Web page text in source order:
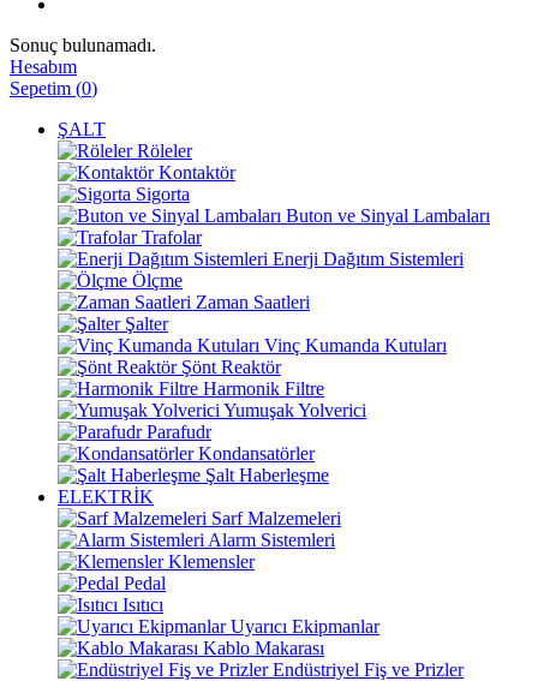
Sonuç bulunamadı.
Hesabım
Sepetim (0)
ŞALT
Röleler
Kontaktör
Sigorta
Buton ve Sinyal Lambaları
Trafolar
Enerji Dağıtım Sistemleri
Ölçme
Zaman Saatleri
Şalter
Vinç Kumanda Kutuları
Şönt Reaktör
Harmonik Filtre
Yumuşak Yolverici
Parafudr
Kondansatörler
Şalt Haberleşme
ELEKTRİK
Sarf Malzemeleri
Alarm Sistemleri
Klemensler
Pedal
Isıtıcı
Uyarıcı Ekipmanlar
Kablo Makarası
Endüstriyel Fiş ve Prizler